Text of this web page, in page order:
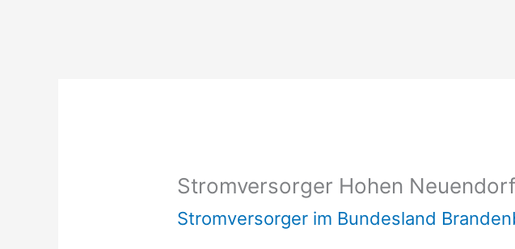
Stromversorger Hohen Neuendorf
Stromversorger im Bundesland